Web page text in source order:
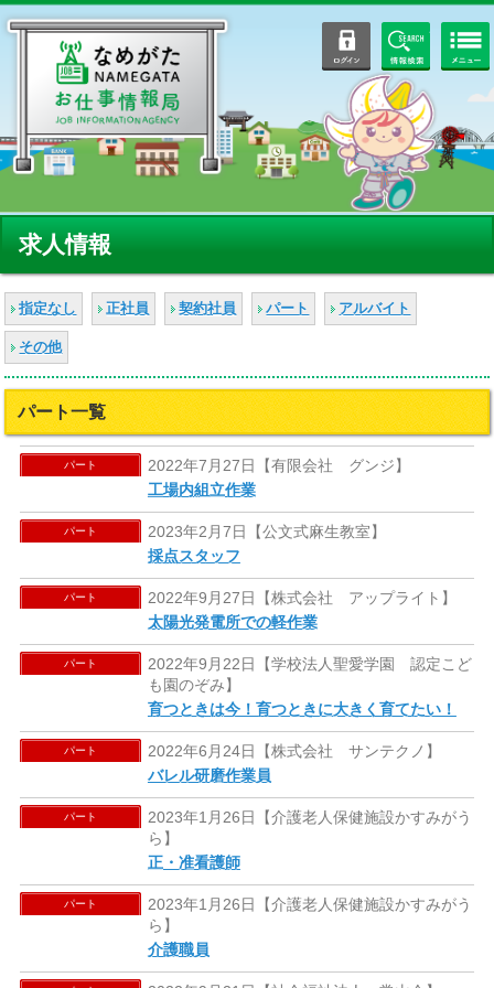
ログイン 情報検索
求人情報
指定なし 正社員 契約社員 パート アルバイト
その他
パート一覧
パート
2022年7月27日【有限会社 グンジ】
工場内組立作業
パート
2023年2月7日【公文式麻生教室】
採点スタッフ
パート
2022年9月27日【株式会社 アップライト】
太陽光発電所での軽作業
パート
2022年9月22日【学校法人聖愛学園 認定こど
も園のぞみ】
育つときは今！育つときに大きく育てたい！
パート
2022年6月24日【株式会社 サンテクノ】
バレル研磨作業員
パート
2023年1月26日【介護老人保健施設かすみがう
ら】
正・准看護師
パート
2023年1月26日【介護老人保健施設かすみがう
ら】
介護職員